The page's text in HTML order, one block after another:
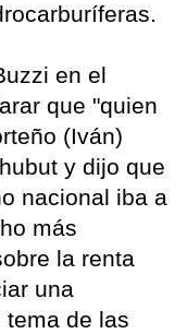
en el
que "quien
(Iván)
y dijo que
nacional iba a
más
la renta
una
de las